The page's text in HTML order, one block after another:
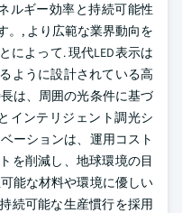
ルギー効率と持続可能性
。, より広範な業界動向を
によって. 現代LED表示は
ように設計されている高
は、周囲の光条件に基づ
インテリジェント調光シ
ーションは、運用コスト
を削減し、地球環境の目
能な材料や環境に優しい
続可能な生産慣行を採用